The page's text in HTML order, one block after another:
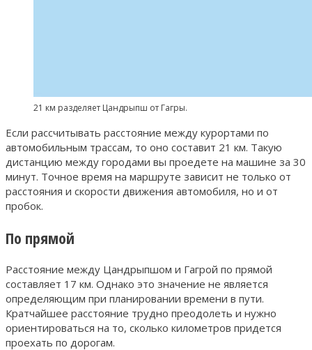
21 км разделяет Цандрыпш от Гагры.
Если рассчитывать расстояние между курортами по
автомобильным трассам, то оно составит 21 км. Такую
дистанцию между городами вы проедете на машине за 30
минут. Точное время на маршруте зависит не только от
расстояния и скорости движения автомобиля, но и от
пробок.
По прямой
Расстояние между Цандрыпшом и Гагрой по прямой
составляет 17 км. Однако это значение не является
определяющим при планировании времени в пути.
Кратчайшее расстояние трудно преодолеть и нужно
ориентироваться на то, сколько километров придется
проехать по дорогам.